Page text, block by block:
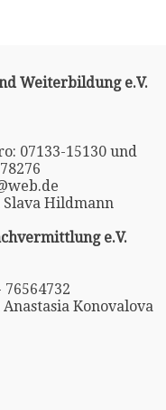
Weiterbildung e.V.
07133-15130 und
Hildmann
e.V.
Konovalova